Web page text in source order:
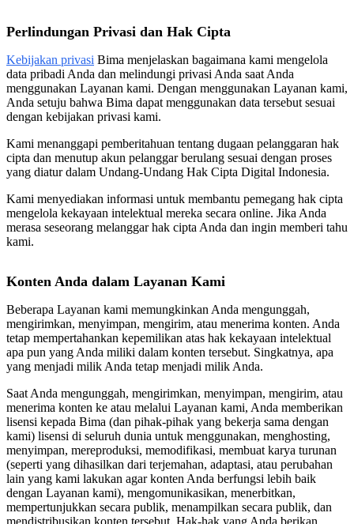
Perlindungan Privasi dan Hak Cipta
Kebijakan privasi Bima menjelaskan bagaimana kami mengelola
data pribadi Anda dan melindungi privasi Anda saat Anda
menggunakan Layanan kami. Dengan menggunakan Layanan kami,
Anda setuju bahwa Bima dapat menggunakan data tersebut sesuai
dengan kebijakan privasi kami.
Kami menanggapi pemberitahuan tentang dugaan pelanggaran hak
cipta dan menutup akun pelanggar berulang sesuai dengan proses
yang diatur dalam Undang-Undang Hak Cipta Digital Indonesia.
Kami menyediakan informasi untuk membantu pemegang hak cipta
mengelola kekayaan intelektual mereka secara online. Jika Anda
merasa seseorang melanggar hak cipta Anda dan ingin memberi tahu
kami.
Konten Anda dalam Layanan Kami
Beberapa Layanan kami memungkinkan Anda mengunggah,
mengirimkan, menyimpan, mengirim, atau menerima konten. Anda
tetap mempertahankan kepemilikan atas hak kekayaan intelektual
apa pun yang Anda miliki dalam konten tersebut. Singkatnya, apa
yang menjadi milik Anda tetap menjadi milik Anda.
Saat Anda mengunggah, mengirimkan, menyimpan, mengirim, atau
menerima konten ke atau melalui Layanan kami, Anda memberikan
lisensi kepada Bima (dan pihak-pihak yang bekerja sama dengan
kami) lisensi di seluruh dunia untuk menggunakan, menghosting,
menyimpan, mereproduksi, memodifikasi, membuat karya turunan
(seperti yang dihasilkan dari terjemahan, adaptasi, atau perubahan
lain yang kami lakukan agar konten Anda berfungsi lebih baik
dengan Layanan kami), mengomunikasikan, menerbitkan,
mempertunjukkan secara publik, menampilkan secara publik, dan
mendistribusikan konten tersebut. Hak-hak yang Anda berikan